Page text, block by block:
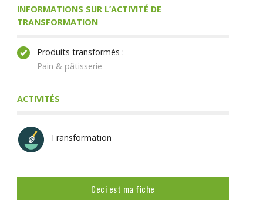
INFORMATIONS SUR L’ACTIVITÉ DE
TRANSFORMATION
Produits transformés :
Pain & pâtisserie
ACTIVITÉS
Transformation
Ceci est ma fiche